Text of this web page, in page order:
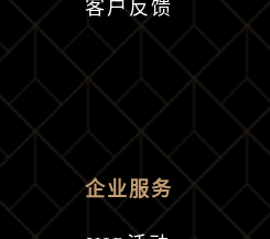
客户反馈
企业服务